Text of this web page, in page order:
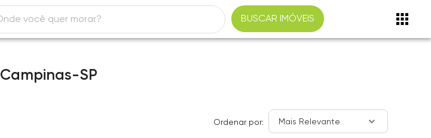
BUSCAR IMÓVEIS
Campinas-SP
Ordenar por: Mais Relevante